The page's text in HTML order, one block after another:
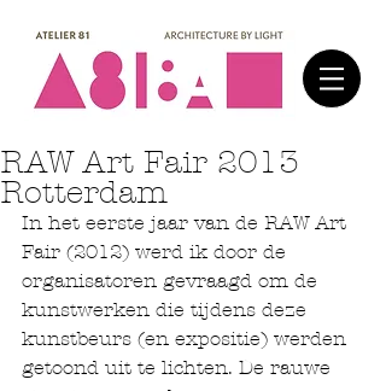
RAW Art Fair 2013
Rotterdam
In het eerste jaar van de RAW Art
Fair (2012) werd ik door de
organisatoren gevraagd om de
kunstwerken die tijdens deze
kunstbeurs (en expositie) werden
getoond uit te lichten. De rauwe